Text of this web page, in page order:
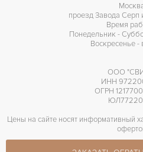
проезд Завода Серп
Время
Понедельник -
Воскресенье -
ООО
ИНН
ОГРН
Цены на сайте носят информативный